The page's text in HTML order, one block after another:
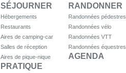
SÉJOURNER
Hébergements
Restaurants
Aires de camping-car
Salles de réception
Aires de pique-nique
RANDONNER
Randonnées pédestres
Randonnées vélo
Randonnées VTT
Randonnées équestres
AGENDA
PRATIQUE